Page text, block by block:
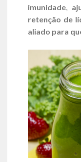
imunidade,
retenção de
aliado para